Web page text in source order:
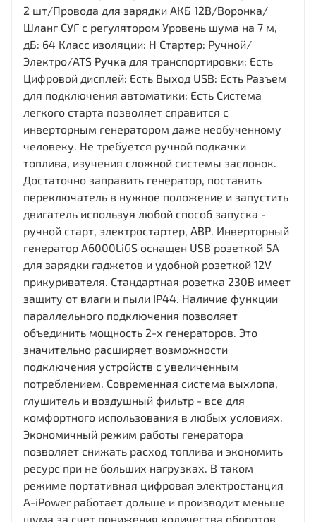
2 шт/Провода для зарядки АКБ 12В/Воронка/
Шланг СУГ с регулятором Уровень шума на 7 м,
дБ: 64 Класс изоляции: H Стартер: Ручной/
Электро/ATS Ручка для транспортировки: Есть
Цифровой дисплей: Есть Выход USB: Есть Разъем
для подключения автоматики: Есть Система
легкого старта позволяет справится с
инверторным генератором даже необученному
человеку. Не требуется ручной подкачки
топлива, изучения сложной системы заслонок.
Достаточно заправить генератор, поставить
переключатель в нужное положение и запустить
двигатель используя любой способ запуска -
ручной старт, электростартер, АВР. Инверторный
генератор A6000LiGS оснащен USB розеткой 5А
для зарядки гаджетов и удобной розеткой 12V
прикуривателя. Стандартная розетка 230В имеет
защиту от влаги и пыли IP44. Наличие функции
параллельного подключения позволяет
объединить мощность 2-х генераторов. Это
значительно расширяет возможности
подключения устройств с увеличенным
потреблением. Современная система выхлопа,
глушитель и воздушный фильтр - все для
комфортного использования в любых условиях.
Экономичный режим работы генератора
позволяет снижать расход топлива и экономить
ресурс при не больших нагрузках. В таком
режиме портативная цифровая электростанция
A-iPower работает дольше и производит меньше
шума за счет понижения количества оборотов